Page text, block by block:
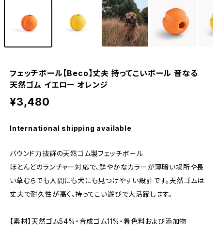
フェッチボール【Beco】丈夫 持ってこいボール 音なる
天然ゴム イエロー オレンジ
¥3,480
International shipping available
バウンド力抜群の天然ゴム製フェッチボール
ほとんどのランチャー対応で、鮮やかなカラーが薄暗い場所や長
い草むらでも人間にも犬にも見つけやすい設計です。天然ゴムは
丈夫で耐久性が高く、持ってこい遊びで大活躍します。
【素材】天然ゴム54%・合成ゴム11%・着色料および添加物